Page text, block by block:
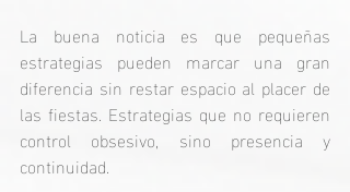
La buena noticia es que pequeñas
estrategias pueden marcar una gran
diferencia sin restar espacio al placer de
las fiestas. Estrategias que no requieren
control obsesivo, sino presencia y
continuidad.